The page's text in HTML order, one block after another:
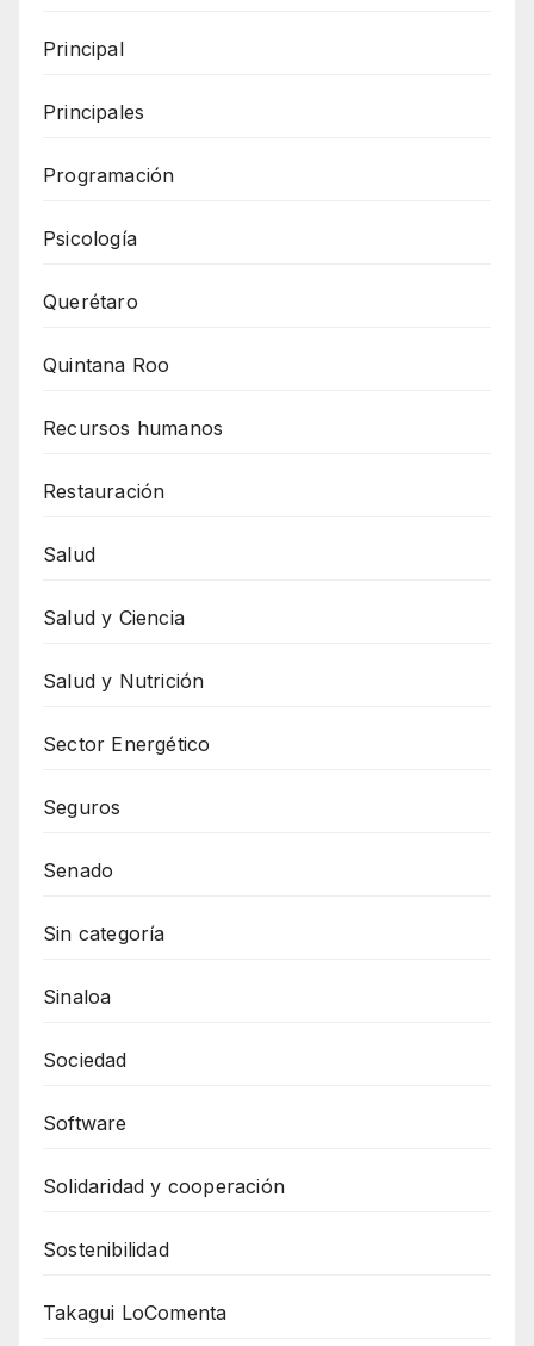
Principal
Principales
Programación
Psicología
Querétaro
Quintana Roo
Recursos humanos
Restauración
Salud
Salud y Ciencia
Salud y Nutrición
Sector Energético
Seguros
Senado
Sin categoría
Sinaloa
Sociedad
Software
Solidaridad y cooperación
Sostenibilidad
Takagui LoComenta